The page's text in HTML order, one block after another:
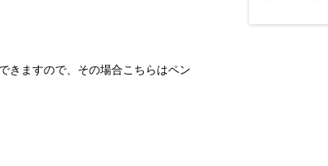
きますので、その場合こちらはペン